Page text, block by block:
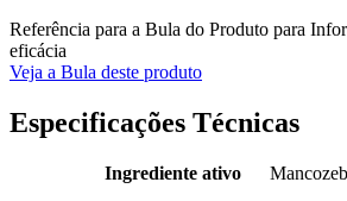
Referência para a Bula do Produto para
eficácia
Veja a Bula deste produto
Especificações Técnicas
Ingrediente ativo